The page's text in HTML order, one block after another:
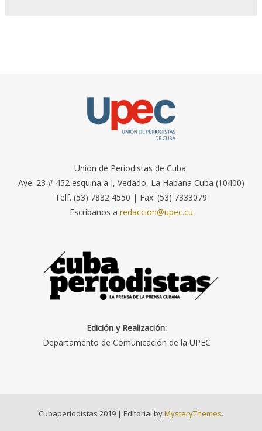
Unión de Periodistas de Cuba.
Ave. 23 # 452 esquina a I, Vedado, La Habana Cuba (10400)
Telf. (53) 7832 4550 | Fax: (53) 7333079
Escríbanos a redaccion@upec.cu
Edición y Realización:
Departamento de Comunicación de la UPEC
Cubaperiodistas 2019 | Editorial byMysteryThemes.